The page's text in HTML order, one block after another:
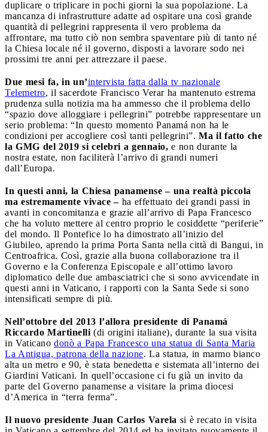
duplicare o triplicare in pochi giorni la sua popolazione. La
mancanza di infrastrutture adatte ad ospitare una così grande
quantità di pellegrini rappresenta il vero problema da
affrontare, ma tutto ciò non sembra spaventare più di tanto né
la Chiesa locale né il governo, disposti a lavorare sodo nei
prossimi tre anni per attrezzare il paese.
Due mesi fa, in un’intervista fatta dalla tv nazionale
Telemetro, il sacerdote Francisco Verar ha mantenuto estrema
prudenza sulla notizia ma ha ammesso che il problema dello
“spazio dove alloggiare i pellegrini” potrebbe rappresentare un
serio problema: “In questo momento Panamá non ha le
condizioni per accogliere così tanti pellegrini”. Ma il fatto che
la GMG del 2019 si celebri a gennaio, e non durante la
nostra estate, non faciliterà l’arrivo di grandi numeri
dall’Europa.
In questi anni, la Chiesa panamense – una realtà piccola
ma estremamente vivace –ha effettuato dei grandi passi in
avanti in concomitanza e grazie all’arrivo di Papa Francesco
che ha voluto mettere al centro proprio le cosiddette “periferie”
del mondo. Il Pontefice lo ha dimostrato all’inizio del
Giubileo, aprendo la prima Porta Santa nella città di Bangui, in
Centroafrica. Così, grazie alla buona collaborazione tra il
Governo e la Conferenza Episcopale e all’ottimo lavoro
diplomatico delle due ambasciatrici che si sono avvicendate in
questi anni in Vaticano, i rapporti con la Santa Sede si sono
intensificati sempre di più.
Nell’ottobre del 2013 l’allora presidente di Panamá
Riccardo Martinelli (di origini italiane), durante la sua visita
in Vaticano donò a Papa Francesco una statua di Santa Maria
La Antigua, patrona della nazione. La statua, in marmo bianco
alta un metro e 90, è stata benedetta e sistemata all’interno dei
Giardini Vaticani. In quell’occasione ci fu già un invito da
parte del Governo panamense a visitare la prima diocesi
d’America in “terra ferma”.
Il nuovo presidente Juan Carlos Varela si è recato in visita